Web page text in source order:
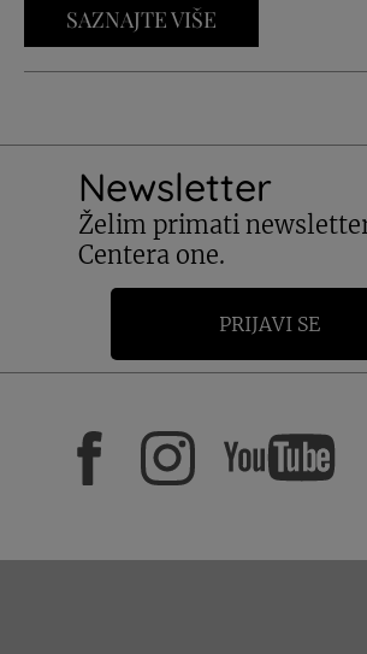
SAZNAJTE VIŠE
Newsletter
Želim primati
Centera one.
PRIJAVI SE